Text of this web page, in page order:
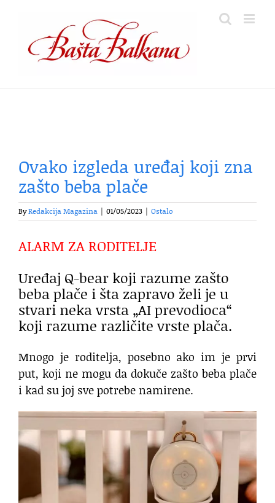
content
Ovako izgleda uređaj koji zna
zašto beba plače
ByRedakcija Magazina 01/05/2023 Ostalo
ALARM ZA RODITELJE
Uređaj Q-bear koji razume zašto
beba plače i šta zapravo želi je u
stvari neka vrsta „AI prevodioca“
koji razume različite vrste plača.
Mnogo je roditelja, posebno ako im je prvi
put, koji ne mogu da dokuče zašto beba plače
i kad su joj sve potrebe namirene.